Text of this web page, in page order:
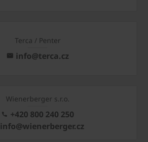
Terca / Penter
info@terca.cz
Wienerberger s.r.o.
+420 800 240 250
info@wienerberger.cz